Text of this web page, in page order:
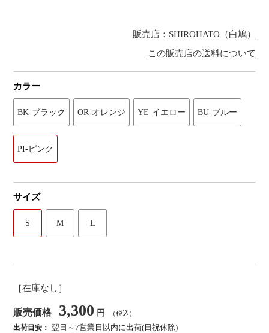
販売店：SHIROHATO（白鳩）
この販売店の送料について
カラー
BK-ブラック OR-オレンジ YE-イエロー BU-ブルー
PI-ピンク
サイズ
S M L
［在庫なし］
販売価格 3,300 円 （税込）
出荷目安： 翌日～7営業日以内に出荷(日祝休除)